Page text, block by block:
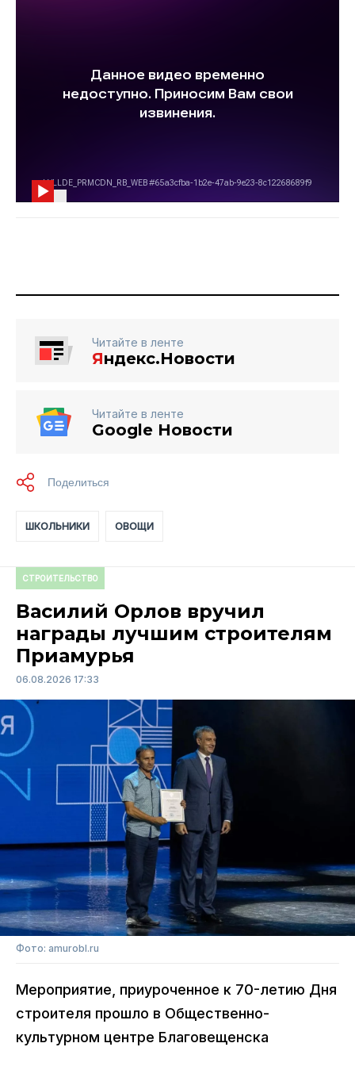
Читайте в ленте
Яндекс.Новости
Читайте в ленте
Google Новости
ШКОЛЬНИКИ ОВОЩИ
СТРОИТЕЛЬСТВО
Василий Орлов вручил
награды лучшим строителям
Приамурья
06.08.2026 17:33
Фото: amurobl.ru
Мероприятие, приуроченное к 70-летию Дня
строителя прошло в Общественно-
культурном центре Благовещенска